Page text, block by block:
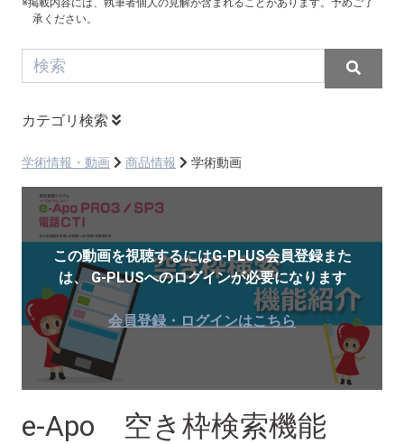
※掲載内容には、執筆者個人の見解が含まれることがあります。予めご了
承ください。
カテゴリ検索
学術情報・動画 商品情報 学術動画
この動画を視聴するにはG-PLUS会員登録また
は、 G-PLUSへのログインが必要になります
会員登録・ログインはこちら
e-Apo 空き枠検索機能